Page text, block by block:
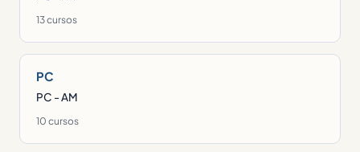
13 cursos
PC
PC - AM
10 cursos